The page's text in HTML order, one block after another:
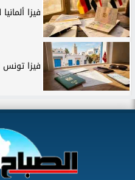
فيزا
فيزا